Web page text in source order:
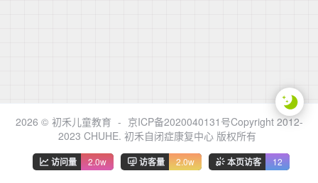
2026 © 初禾儿童教育 - 京ICP备2020040131号Copyright 2012-
2023 CHUHE. 初禾自闭症康复中心 版权所有
访问量 2.0w 访客量 2.0w 本页访客 12